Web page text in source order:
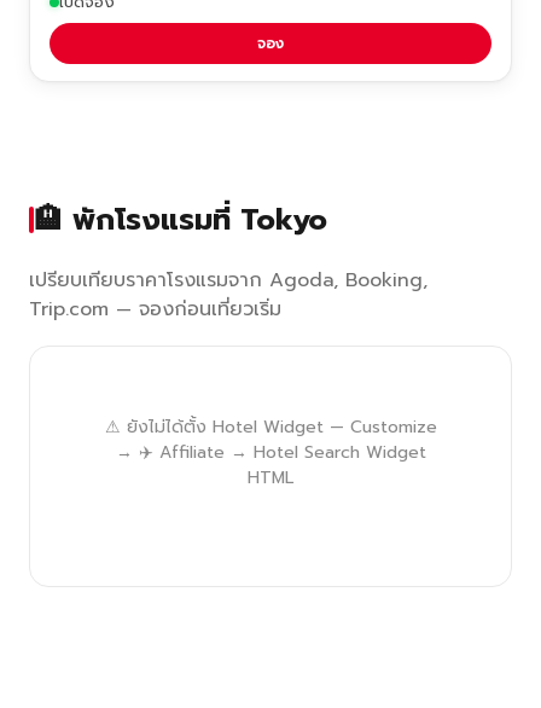
จอง
🏨 พักโรงแรมที่ Tokyo
เปรียบเทียบราคาโรงแรมจาก Agoda, Booking,
Trip.com — จองก่อนเที่ยวเริ่ม
⚠ ยังไม่ได้ตั้ง Hotel Widget — Customize
→ ✈️ Affiliate → Hotel Search Widget
HTML